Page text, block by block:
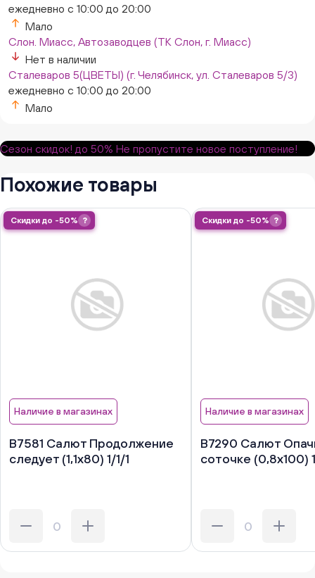
ежедневно с 10:00 до 20:00
Мало
Слон. Миасс, Автозаводцев (ТК Слон, г. Миасс)
Нет в наличии
Сталеваров 5(ЦВЕТЫ) (г. Челябинск, ул. Сталеваров 5/3)
ежедневно с 10:00 до 20:00
Мало
Сезон скидок! до 50% Не пропустите новое поступление!
Похожие товары
Скидки до -50% ?
Наличие в магазинах
В7581 Салют Продолжение
следует (1,1х80) 1/1/1
Скидки до -50% ?
Наличие в магазинах
В7290 Салют
соточке (0,8х100)